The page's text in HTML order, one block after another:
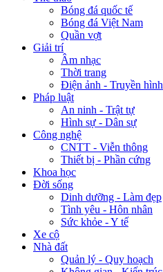
Bóng đá quốc tế
Bóng đá Việt Nam
Quần vợt
Giải trí
Âm nhạc
Thời trang
Điện ảnh - Truyền hình
Pháp luật
An ninh - Trật tự
Hình sự - Dân sự
Công nghệ
CNTT - Viễn thông
Thiết bị - Phần cứng
Khoa học
Đời sống
Dinh dưỡng - Làm đẹp
Tình yêu - Hôn nhân
Sức khỏe - Y tế
Xe cộ
Nhà đất
Quản lý - Quy hoạch